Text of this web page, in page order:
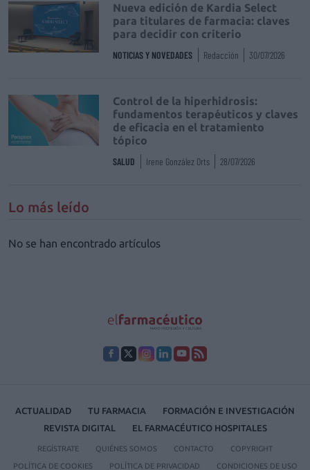
Nueva edición de Kardia Select
para titulares de farmacia: claves
para decidir con criterio
NOTICIAS Y NOVEDADES Redacción 30/07/2026
Control de la hiperhidrosis:
fundamentos terapéuticos y claves
de eficacia en el tratamiento
tópico
SALUD Irene González Orts 28/07/2026
Lo más leído
No se han encontrado artículos
ACTUALIDAD TU FARMACIA
FORMACIÓN E INVESTIGACIÓN
REVISTA DIGITAL
EL FARMACÉUTICO HOSPITALES
REGÍSTRATE QUIÉNES SOMOS CONTACTO COPYRIGHT
POLÍTICA DE COOKIES POLÍTICA DE PRIVACIDAD CONDICIONES DE USO